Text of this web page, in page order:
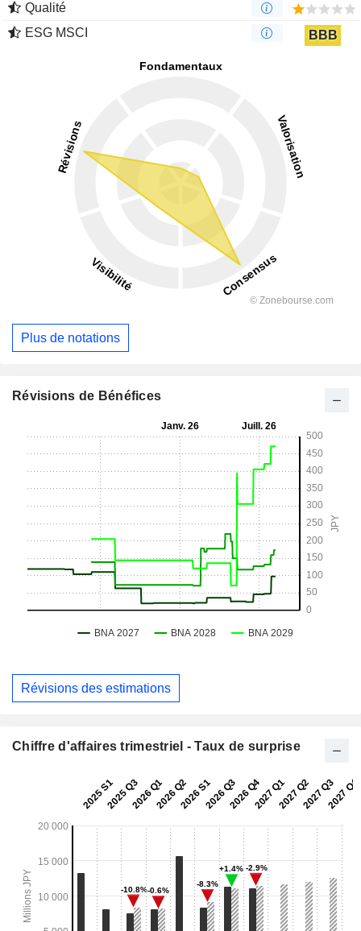
Qualité
ESG MSCI
BBB
Plus de notations
Révisions de Bénéfices
Révisions des estimations
Chiffre d'affaires trimestriel - Taux de surprise